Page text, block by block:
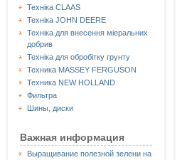
Техніка CLAAS
Техніка JOHN DEERE
Техніка для внесення міеральних
добрив
Техніка для обробітку грунту
Техника MASSEY FERGUSON
Техника NEW HOLLAND
Фильтра
Шины, диски
Важная информация
Выращивание полезной зелени на